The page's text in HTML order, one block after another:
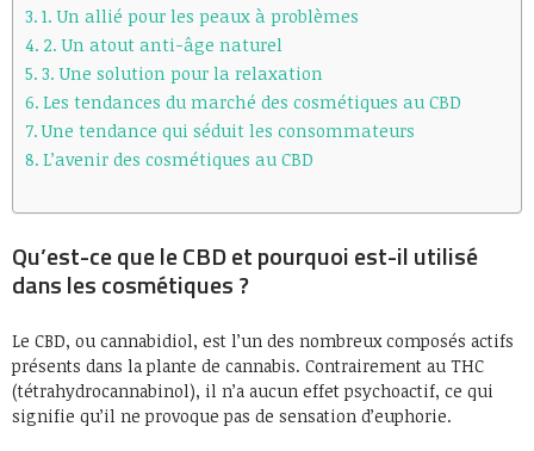
1. Un allié pour les peaux à problèmes
2. Un atout anti-âge naturel
3. Une solution pour la relaxation
Les tendances du marché des cosmétiques au CBD
Une tendance qui séduit les consommateurs
L’avenir des cosmétiques au CBD
Qu’est-ce que le CBD et pourquoi est-il utilisé
dans les cosmétiques ?
Le CBD, ou cannabidiol, est l’un des nombreux composés actifs
présents dans la plante de cannabis. Contrairement au THC
(tétrahydrocannabinol), il n’a aucun effet psychoactif, ce qui
signifie qu’il ne provoque pas de sensation d’euphorie.